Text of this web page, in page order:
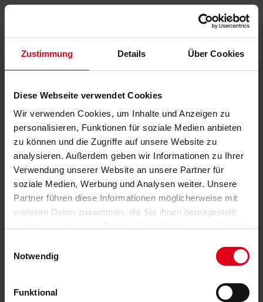
Zustimmung Details Über Cookies
Diese Webseite verwendet Cookies
Wir verwenden Cookies, um Inhalte und Anzeigen zu
personalisieren, Funktionen für soziale Medien anbieten
zu können und die Zugriffe auf unsere Website zu
analysieren. Außerdem geben wir Informationen zu Ihrer
Verwendung unserer Website an unsere Partner für
soziale Medien, Werbung und Analysen weiter. Unsere
Partner führen diese Informationen möglicherweise mit
weiteren Daten zusammen, die Sie ihnen bereitgestellt
Notwendig
Funktional